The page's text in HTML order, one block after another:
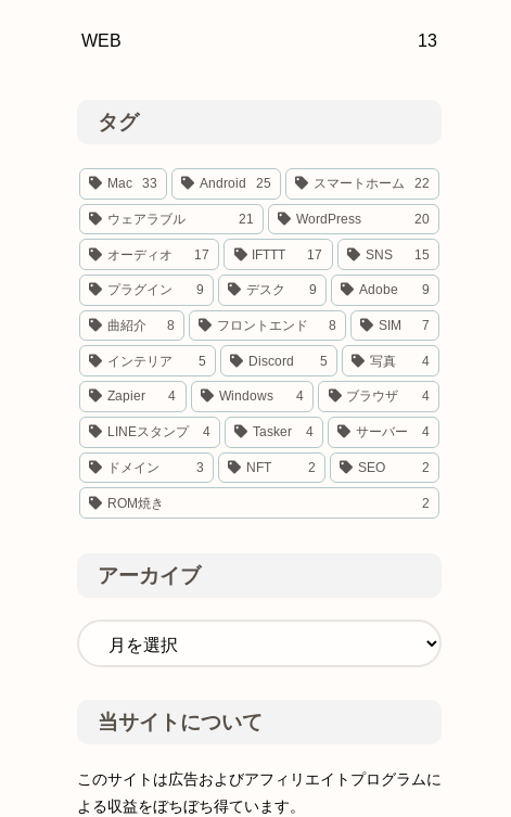
WEB 13
タグ
Mac 33 Android 25 スマートホーム 22
ウェアラブル 21 WordPress 20
オーディオ 17 IFTTT 17 SNS 15
プラグイン 9 デスク 9 Adobe 9
曲紹介 8 フロントエンド 8 SIM 7
インテリア 5 Discord 5 写真 4
Zapier 4 Windows 4 ブラウザ 4
LINEスタンプ 4 Tasker 4 サーバー 4
ドメイン 3 NFT 2 SEO 2
ROM焼き 2
アーカイブ
当サイトについて
このサイトは広告およびアフィリエイトプログラムに
よる収益をぼちぼち得ています。